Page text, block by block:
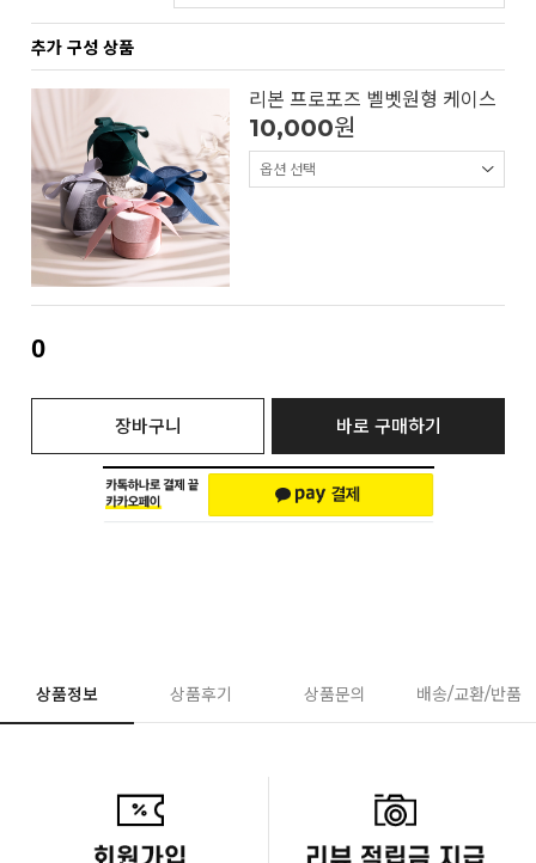
추가 구성 상품
리본 프로포즈 벨벳원형 케이스
10,000원
0
장바구니 바로 구매하기
상품정보 상품후기 상품문의 배송/교환/반품